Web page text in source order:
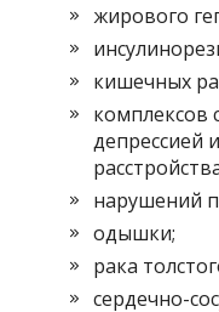
жирового
кишечных
комплексов
депрессией
нарушений
одышки;
рака
сердечно-